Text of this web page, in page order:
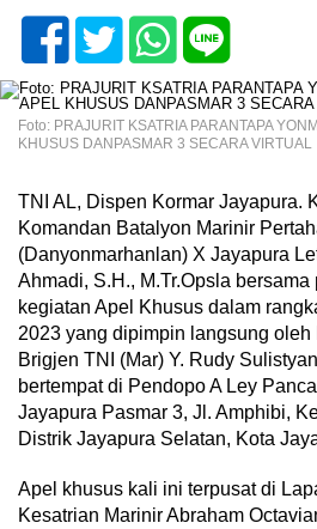
Foto: PRAJURIT KSATRIA PARANTAPA
KHUSUS DANPASMAR 3 SECARA VIRTUAL
TNI AL, Dispen Kormar Jayapura.
Komandan Batalyon Marinir
(Danyonmarhanlan) X Jayapura
Ahmadi, S.H., M.Tr.Opsla
kegiatan Apel Khusus dalam
2023 yang dipimpin langsung
Brigjen TNI (Mar) Y. Rudy
bertempat di Pendopo A Ley
Jayapura Pasmar 3, Jl. Amphibi,
Distrik Jayapura Selatan, Kota
Apel khusus kali ini terpusat di
Kesatrian Marinir Abraham